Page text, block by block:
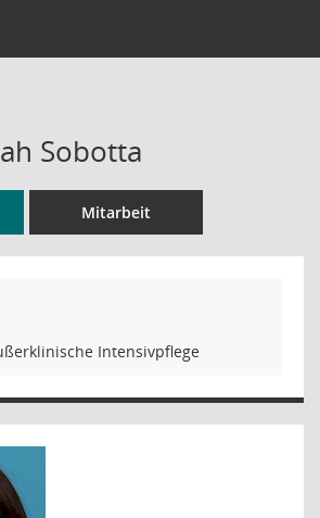
Sobotta
Mitarbeit
Intensivpflege